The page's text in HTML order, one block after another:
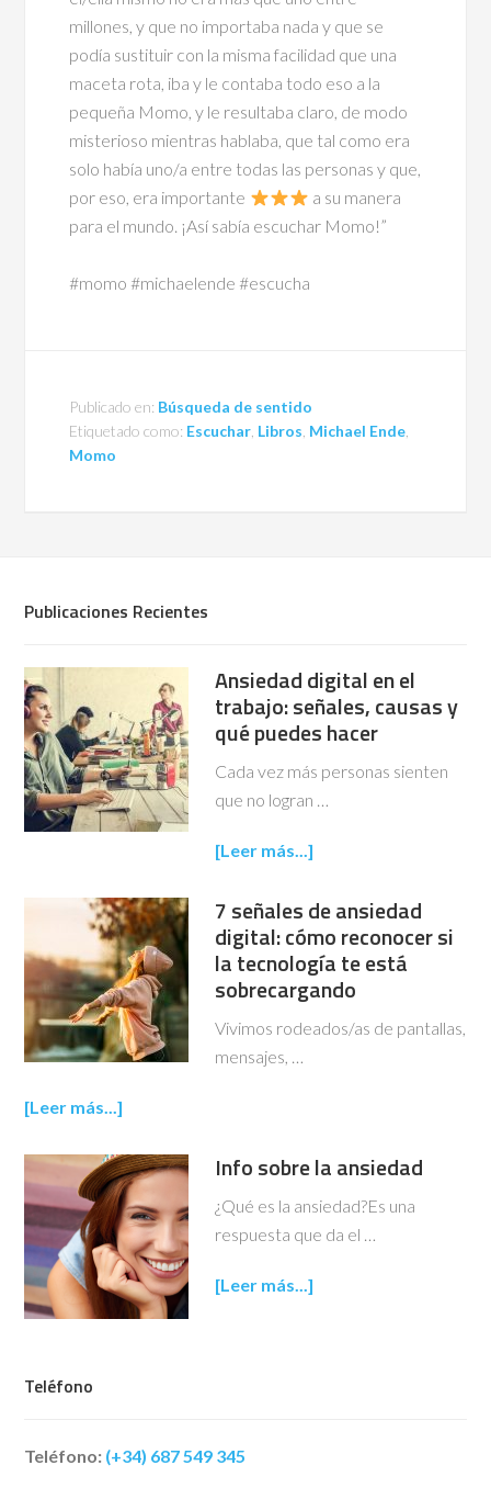
millones, y que no importaba nada y que se
podía sustituir con la misma facilidad que una
maceta rota, iba y le contaba todo eso a la
pequeña Momo, y le resultaba claro, de modo
misterioso mientras hablaba, que tal como era
solo había uno/a entre todas las personas y que,
por eso, era importante
a su manera
para el mundo. ¡Así sabía escuchar Momo!”
#momo #michaelende #escucha
Publicado en: Búsqueda de sentido
Etiquetado como: Escuchar Libros Michael Ende
Momo
Publicaciones Recientes
Ansiedad digital en el
trabajo: señales, causas y
qué puedes hacer
Cada vez más personas sienten
que no logran …
[Leer más...]
7 señales de ansiedad
digital: cómo reconocer si
la tecnología te está
sobrecargando
Vivimos rodeados/as de pantallas,
mensajes, …
[Leer más...]
Info sobre la ansiedad
¿Qué es la ansiedad?Es una
respuesta que da el …
[Leer más...]
Teléfono
Teléfono: (+34) 687 549 345